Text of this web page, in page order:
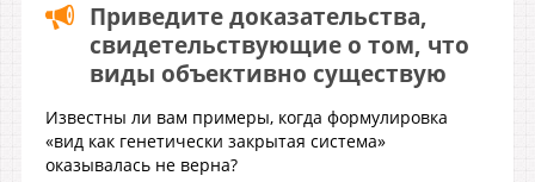
Приведите доказательства,
свидетельствующие о том, что
виды объективно существую
Известны ли вам примеры, когда формулировка
«вид как генетически закрытая система»
оказывалась не верна?